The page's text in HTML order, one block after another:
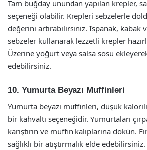
Tam buğday unundan yapılan krepler,
seçeneği olabilir. Krepleri sebzelerle
değerini artırabilirsiniz. Ispanak, kabak
sebzeler kullanarak lezzetli krepler
Üzerine yoğurt veya salsa sosu
edebilirsiniz.
10. Yumurta Beyazı Muffinleri
Yumurta beyazı muffinleri, düşük
bir kahvaltı seçeneğidir. Yumurtaları
karıştırın ve muffin kalıplarına dökün.
sağlıklı bir atıştırmalık elde